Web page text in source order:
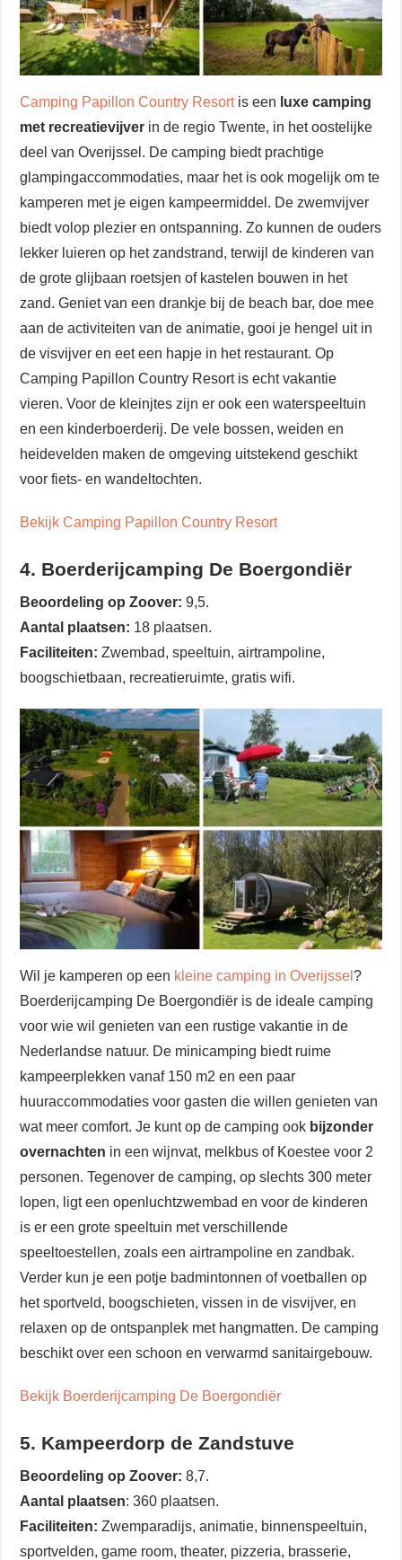
Camping Papillon Country Resortis een luxe camping
met recreatievijver in de regio Twente, in het oostelijke
deel van Overijssel. De camping biedt prachtige
glampingaccommodaties, maar het is ook mogelijk om te
kamperen met je eigen kampeermiddel. De zwemvijver
biedt volop plezier en ontspanning. Zo kunnen de ouders
lekker luieren op het zandstrand, terwijl de kinderen van
de grote glijbaan roetsjen of kastelen bouwen in het
zand. Geniet van een drankje bij de beach bar, doe mee
aan de activiteiten van de animatie, gooi je hengel uit in
de visvijver en eet een hapje in het restaurant. Op
Camping Papillon Country Resort is echt vakantie
vieren. Voor de kleinjtes zijn er ook een waterspeeltuin
en een kinderboerderij. De vele bossen, weiden en
heidevelden maken de omgeving uitstekend geschikt
voor fiets- en wandeltochten.
Bekijk Camping Papillon Country Resort
4. Boerderijcamping De Boergondiër
Beoordeling op Zoover: 9,5.
Aantal plaatsen: 18 plaatsen.
Faciliteiten:Zwembad, speeltuin, airtrampoline,
boogschietbaan, recreatieruimte, gratis wifi.
Wil je kamperen op een kleine camping in Overijssel?
Boerderijcamping De Boergondiër is de ideale camping
voor wie wil genieten van een rustige vakantie in de
Nederlandse natuur. De minicamping biedt ruime
kampeerplekken vanaf 150 m2 en een paar
huuraccommodaties voor gasten die willen genieten van
wat meer comfort. Je kunt op de camping ook bijzonder
overnachten in een wijnvat, melkbus of Koestee voor 2
personen. Tegenover de camping, op slechts 300 meter
lopen, ligt een openluchtzwembad en voor de kinderen
is er een grote speeltuin met verschillende
speeltoestellen, zoals een airtrampoline en zandbak.
Verder kun je een potje badmintonnen of voetballen op
het sportveld, boogschieten, vissen in de visvijver, en
relaxen op de ontspanplek met hangmatten. De camping
beschikt over een schoon en verwarmd sanitairgebouw.
Bekijk Boerderijcamping De Boergondiër
5. Kampeerdorp de Zandstuve
Beoordeling op Zoover: 8,7.
Aantal plaatsen: 360 plaatsen.
Faciliteiten:Zwemparadijs, animatie, binnenspeeltuin,
sportvelden, game room, theater, pizzeria, brasserie,